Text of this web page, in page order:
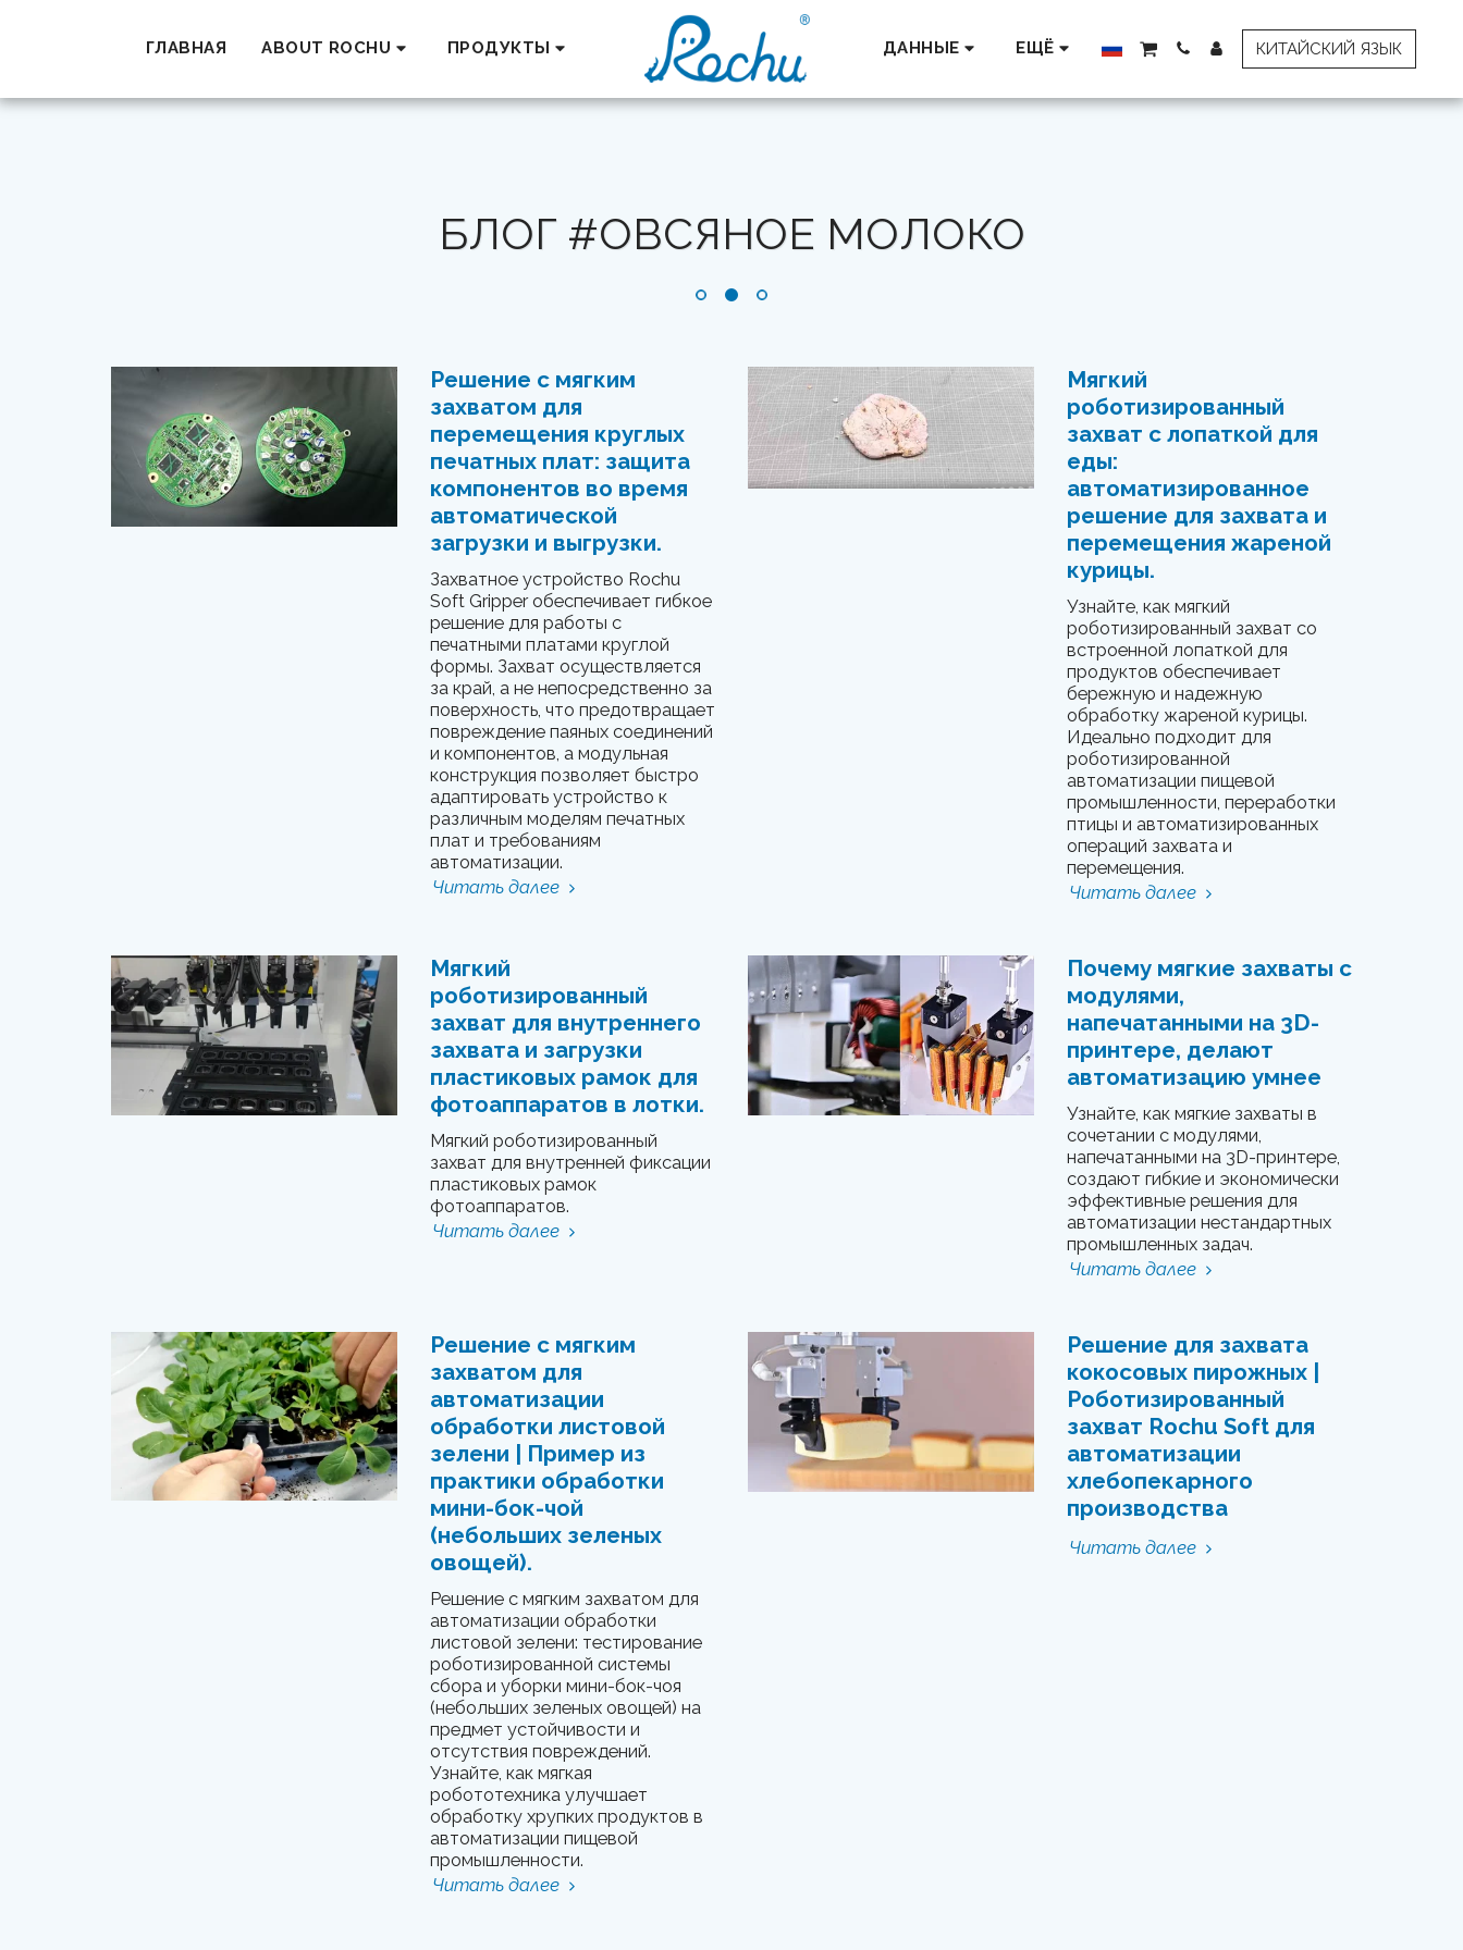
ГЛАВНАЯ ABOUT ROCHU ПРОДУКТЫ ДАННЫЕ ЕЩЁ КИТАЙСКИЙ ЯЗЫК
БЛОГ #ОВСЯНОЕ МОЛОКО
Решение с мягким
захватом для
перемещения круглых
печатных плат: защита
компонентов во время
автоматической
загрузки и выгрузки.
Захватное устройство Rochu
Soft Gripper обеспечивает гибкое
решение для работы с
печатными платами круглой
формы. Захват осуществляется
за край, а не непосредственно за
поверхность, что предотвращает
повреждение паяных соединений
и компонентов, а модульная
конструкция позволяет быстро
адаптировать устройство к
различным моделям печатных
плат и требованиям
автоматизации.
Читать далее
Мягкий
роботизированный
захват с лопаткой для
еды:
автоматизированное
решение для захвата и
перемещения жареной
курицы.
Узнайте, как мягкий
роботизированный захват со
встроенной лопаткой для
продуктов обеспечивает
бережную и надежную
обработку жареной курицы.
Идеально подходит для
роботизированной
автоматизации пищевой
промышленности, переработки
птицы и автоматизированных
операций захвата и
перемещения.
Читать далее
Мягкий
роботизированный
захват для внутреннего
захвата и загрузки
пластиковых рамок для
фотоаппаратов в лотки.
Мягкий роботизированный
захват для внутренней фиксации
пластиковых рамок
фотоаппаратов.
Читать далее
Почему мягкие захваты с
модулями,
напечатанными на 3D-
принтере, делают
автоматизацию умнее
Узнайте, как мягкие захваты в
сочетании с модулями,
напечатанными на 3D-принтере,
создают гибкие и экономически
эффективные решения для
автоматизации нестандартных
промышленных задач.
Читать далее
Решение с мягким
захватом для
автоматизации
обработки листовой
зелени | Пример из
практики обработки
мини-бок-чой
(небольших зеленых
овощей).
Решение с мягким захватом для
автоматизации обработки
листовой зелени: тестирование
роботизированной системы
сбора и уборки мини-бок-чоя
(небольших зеленых овощей) на
предмет устойчивости и
отсутствия повреждений.
Узнайте, как мягкая
робототехника улучшает
обработку хрупких продуктов в
автоматизации пищевой
промышленности.
Читать далее
Решение для захвата
кокосовых пирожных |
Роботизированный
захват Rochu Soft для
автоматизации
хлебопекарного
производства
Читать далее